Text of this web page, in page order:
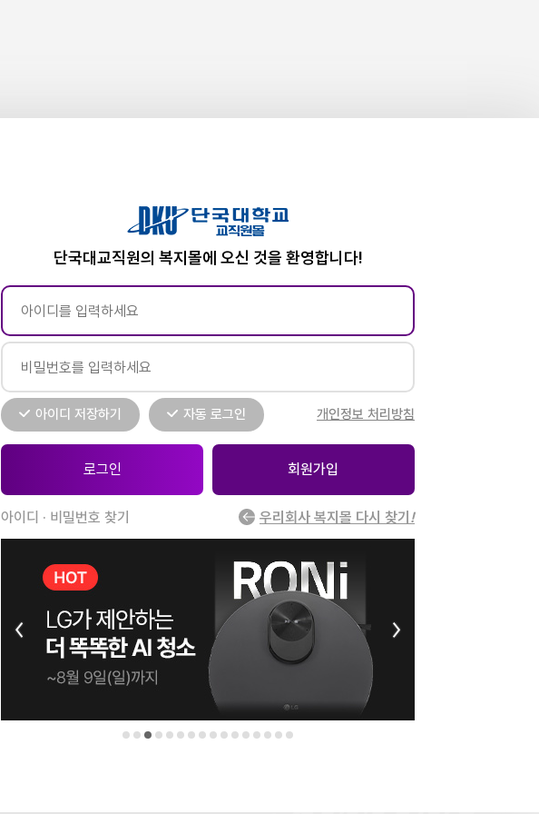
단국대교직원의 복지몰에 오신 것을 환영합니다!
아이디 저장하기 자동 로그인 개인정보 처리방침
회원가입
아이디 · 비밀번호 찾기 우리회사 복지몰 다시 찾기 !